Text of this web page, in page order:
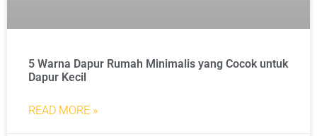
5 Warna Dapur Rumah Minimalis yang Cocok untuk
Dapur Kecil
READ MORE »